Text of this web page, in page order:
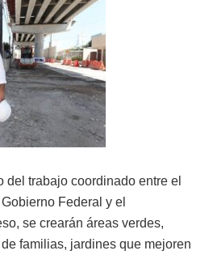
del trabajo coordinado entre el
Federal y el
se crearán áreas verdes,
familias, jardines que mejoren